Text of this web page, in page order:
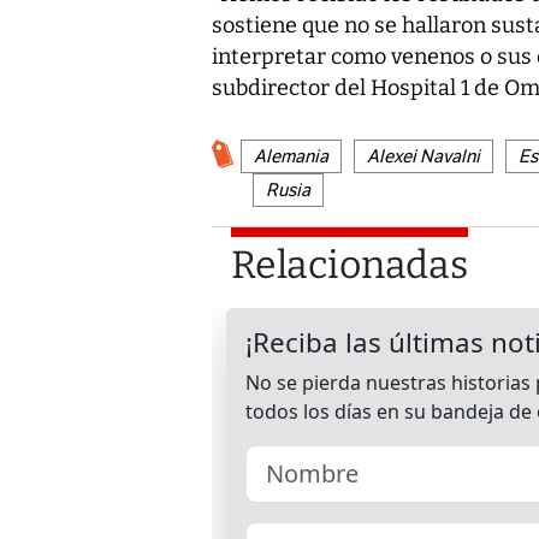
sostiene que no se hallaron
interpretar como venenos o
subdirector del Hospital 1 de
Alemania Alexei Navalni
Rusia
Relacionadas